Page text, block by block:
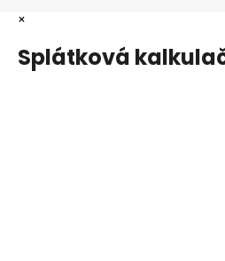
×
Splátková